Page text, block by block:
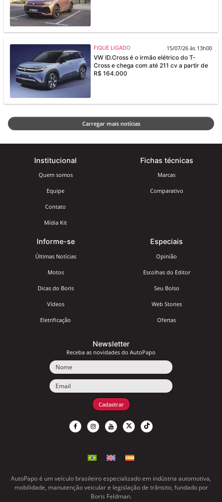
FIQUE LIGADO
15/07/26 às 13h00
VW ID.Cross é o irmão elétrico do T-
Cross e chega com até 211 cv a partir de
R$ 164.000
Carregar mais notícias
Institucional
Quem somos
Equipe
Contato
Mídia Kit
Fichas técnicas
Marcas
Comparativo
Informe-se
Últimas Notícias
Motos
Dicas do Boris
Vídeos
Eletrificação
Especiais
Opinião
Escolhas do Editor
Seu Bolso
Web Stories
Ofertas
Newsletter
Receba as novidades do AutoPapo
Cadastrar
AutoPapo é um veículo brasileiro especializado em indústria automotiva,
mobilidade, manutenção veicular e legislação de trânsito, fundado por
Boris Feldman.